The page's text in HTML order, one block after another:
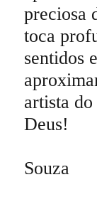
preciosa
toca
sentidos
artista
Deus!
Souza